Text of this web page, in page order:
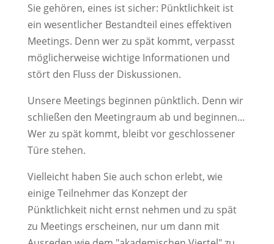
Sie gehören, eines ist sicher: Pünktlichkeit ist
ein wesentlicher Bestandteil eines effektiven
Meetings. Denn wer zu spät kommt, verpasst
möglicherweise wichtige Informationen und
stört den Fluss der Diskussionen.
Unsere Meetings beginnen pünktlich. Denn wir
schließen den Meetingraum ab und beginnen...
Wer zu spät kommt, bleibt vor geschlossener
Türe stehen.
Vielleicht haben Sie auch schon erlebt, wie
einige Teilnehmer das Konzept der
Pünktlichkeit nicht ernst nehmen und zu spät
zu Meetings erscheinen, nur um dann mit